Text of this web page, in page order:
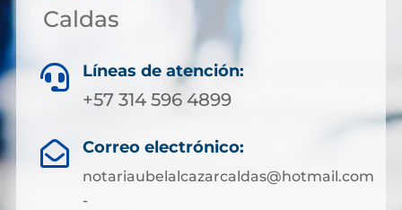
Caldas
 Líneas de atención:
+57 314 596 4899
 Correo electrónico:
notariaubelalcazarcaldas@hotmail.com
-